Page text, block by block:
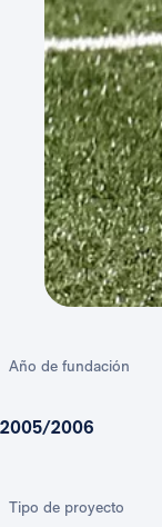
Año de fundación
2005/2006
Tipo de proyecto